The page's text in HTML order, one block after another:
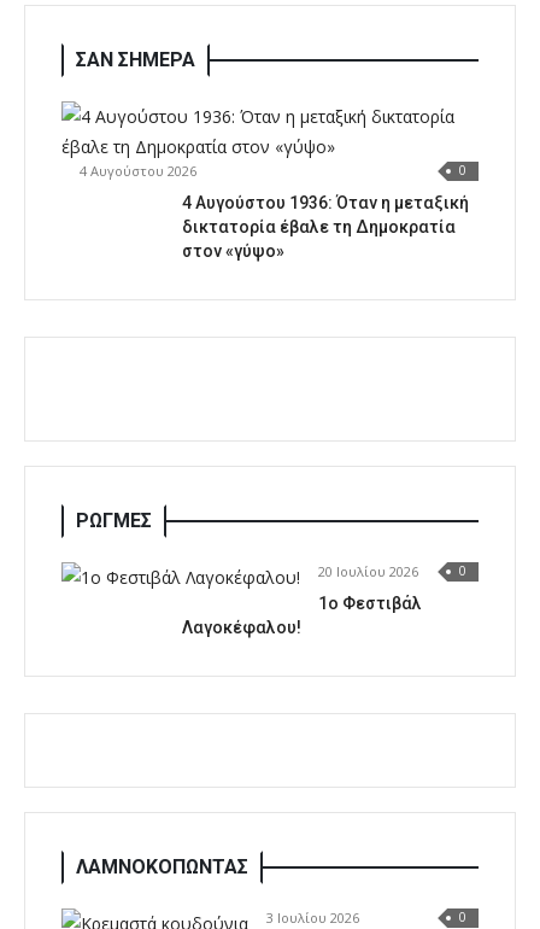
ΣΑΝ ΣΗΜΕΡΑ
4 Αυγούστου 2026 0
4 Αυγούστου 1936: Όταν η μεταξική
δικτατορία έβαλε τη Δημοκρατία
στον «γύψο»
ΡΩΓΜΕΣ
20 Ιουλίου 2026 0
1o Φεστιβάλ
Λαγοκέφαλου!
ΛΑΜΝΟΚΟΠΩΝΤΑΣ
3 Ιουλίου 2026 0